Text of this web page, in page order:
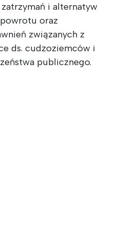
i alternatyw
oraz
związanych z
ds. cudzoziemców i
publicznego.